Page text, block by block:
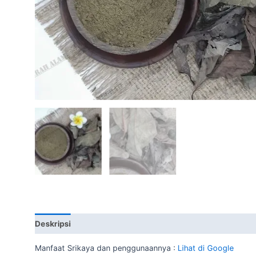
Deskripsi
Manfaat Srikaya dan penggunaannya : Lihat di Google